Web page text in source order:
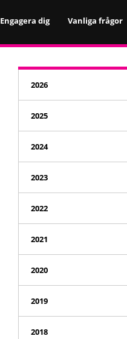
Engagera dig Vanliga frågor
2026
2025
2024
2023
2022
2021
2020
2019
2018